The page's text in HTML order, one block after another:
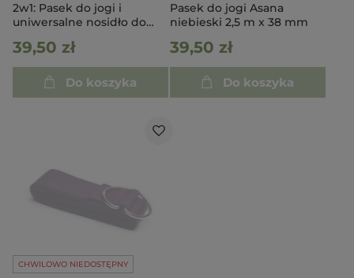
2w1: Pasek do jogi i
uniwersalne nosidło do
39,50 zł
Do koszyka
Pasek do jogi Asana
niebieski 2,5 m x 38 mm
39,50 zł
Do koszyka
CHWILOWO NIEDOSTĘPNY